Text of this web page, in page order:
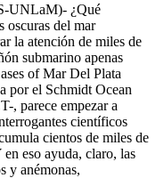
UNLaM)- ¿Qué
oscuras del mar
la atención de miles de
submarino apenas
of Mar Del Plata
por el Schmidt Ocean
, parece empezar a
científicos
cientos de miles de
en eso ayuda, claro, las
y anémonas,